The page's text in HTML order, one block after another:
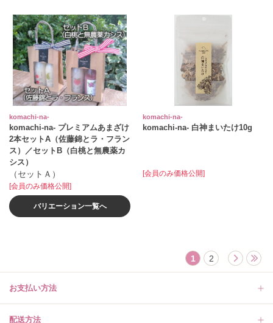
komachi‐na‐
komachi‐na‐ プレミアムあまざけ
2本セットA（佐藤錦とラ・フラン
ス）／セットB（白桃と無農薬カ
シス）
（セットＡ）
[会員のみ価格公開]
バリエーション一覧へ
komachi‐na‐
komachi‐na‐ 白神まいたけ10g
[会員のみ価格公開]
1 2
お支払い方法
配送方法